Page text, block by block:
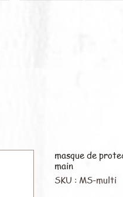
masque de
main
SKU : MS-multi